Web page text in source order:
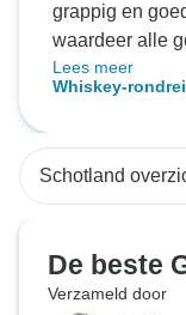
grappig en
waardeer alle
ons heeft
dronken en
zowel op als
zien. Ik denk
was het eens
de tour. Ha!
Lees meer
Whiskey-
Schotland
De beste
Verzameld door